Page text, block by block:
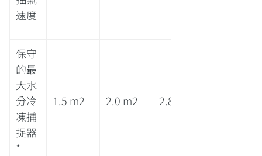
速度
保守
的最
大水
分冷
凍捕
捉器
*
1.5 m2 2.0 m2 2.8 m2